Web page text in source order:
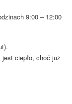
9:00 – 12:00
ciepło, choć już